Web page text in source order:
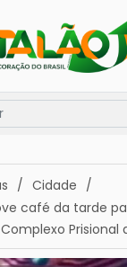
/ Cidade /
café da tarde
Prisional